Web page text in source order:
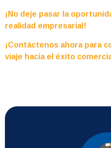
¡No deje pasar la
realidad empresarial!
¡Contáctenos ahora para
viaje hacia el éxito